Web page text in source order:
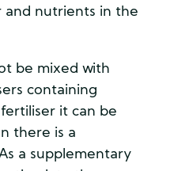
nutrients in the
be mixed with
containing
it can be
there is a
a supplementary